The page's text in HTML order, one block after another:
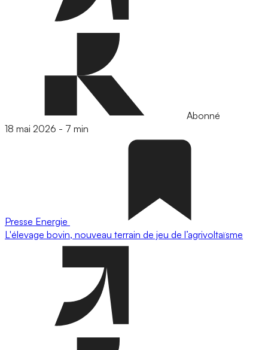
Abonné
18 mai 2026 - 7 min
Presse Energie
L'élevage bovin, nouveau terrain de jeu de l’agrivoltaïsme